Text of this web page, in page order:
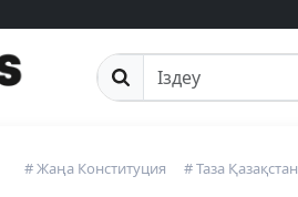
Сайттан іздеу
# Жаңа Конституция # Таза Қазақстан